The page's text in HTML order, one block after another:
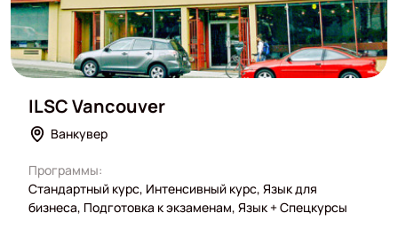
ILSC Vancouver
Ванкувер
Программы:
Стандартный курс, Интенсивный курс, Язык для
бизнеса, Подготовка к экзаменам, Язык + Спецкурсы